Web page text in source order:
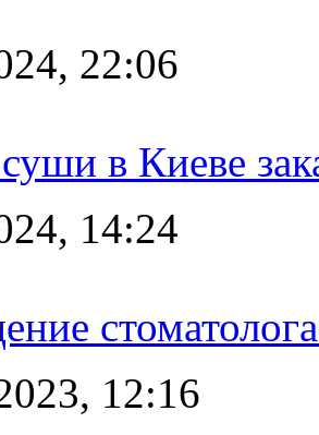
22:06
в Киеве
14:24
12:16